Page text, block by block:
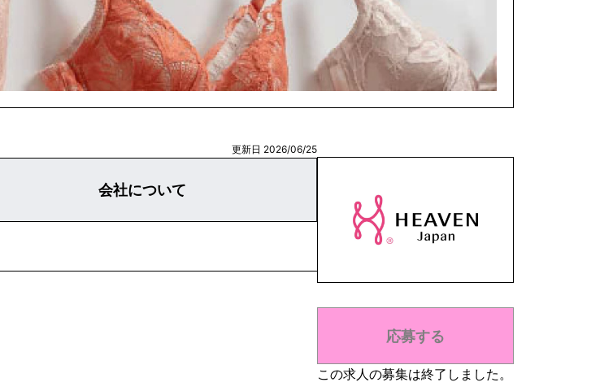
更新日 2026/06/25
会社について
応募する
この求人の募集は終了しました。